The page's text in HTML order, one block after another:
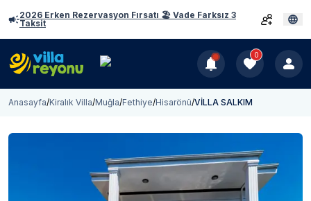
2026 Erken Rezervasyon Fırsatı 🏖️ Vade Farksız 3
Taksit
0
Anasayfa/Kiralık Villa/Muğla/Fethiye/Hisarönü/VİLLA SALKIM